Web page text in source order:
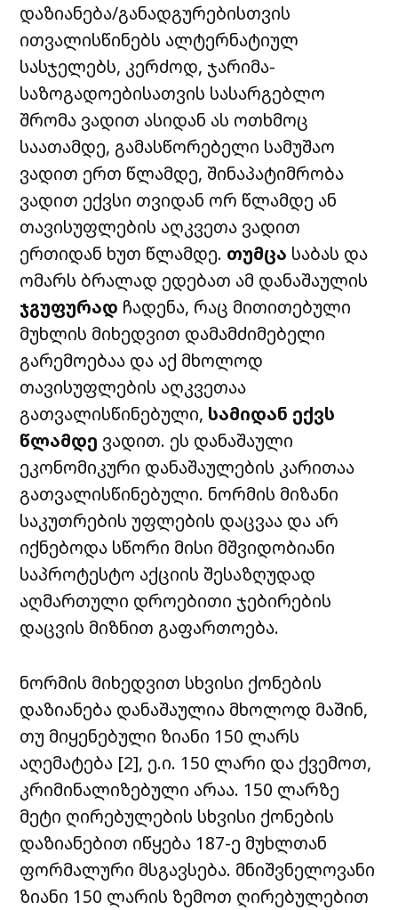
დაზიანება/განადგურებისთვის
ითვალისწინებს ალტერნატიულ
სასჯელებს, კერძოდ, ჯარიმა-
საზოგადოებისათვის სასარგებლო
შრომა ვადით ასიდან ას ოთხმოც
საათამდე, გამასწორებელი სამუშაო
ვადით ერთ წლამდე, შინაპატიმრობა
ვადით ექვსი თვიდან ორ წლამდე ან
თავისუფლების აღკვეთა ვადით
ერთიდან ხუთ წლამდე. თუმცა საბას და
ომარს ბრალად ედებათ ამ დანაშაულის
ჯგუფურად ჩადენა, რაც მითითებული
მუხლის მიხედვით დამამძიმებელი
გარემოებაა და აქ მხოლოდ
თავისუფლების აღკვეთაა
გათვალისწინებული, სამიდან ექვს
წლამდე ვადით. ეს დანაშაული
ეკონომიკური დანაშაულების კარითაა
გათვალისწინებული. ნორმის მიზანი
საკუთრების უფლების დაცვაა და არ
იქნებოდა სწორი მისი მშვიდობიანი
საპროტესტო აქციის შესაზღუდად
აღმართული დროებითი ჯებირების
დაცვის მიზნით გაფართოება.
ნორმის მიხედვით სხვისი ქონების
დაზიანება დანაშაულია მხოლოდ მაშინ,
თუ მიყენებული ზიანი 150 ლარს
აღემატება [2], ე.ი. 150 ლარი და ქვემოთ,
კრიმინალიზებული არაა. 150 ლარზე
მეტი ღირებულების სხვისი ქონების
დაზიანებით იწყება 187-ე მუხლთან
ფორმალური მსგავსება. მნიშვნელოვანი
ზიანი 150 ლარის ზემოთ ღირებულებით